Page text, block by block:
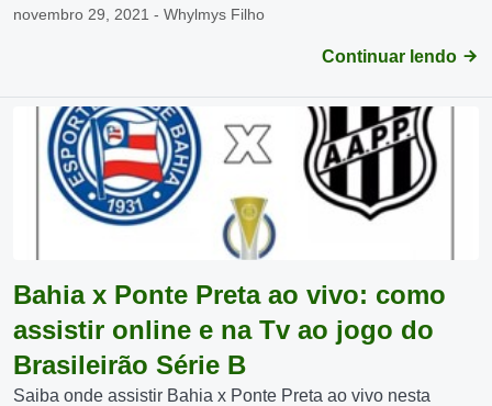
novembro 29, 2021 - Whylmys Filho
Continuar lendo
Bahia x Ponte Preta ao vivo: como
assistir online e na Tv ao jogo do
Brasileirão Série B
Saiba onde assistir Bahia x Ponte Preta ao vivo nesta